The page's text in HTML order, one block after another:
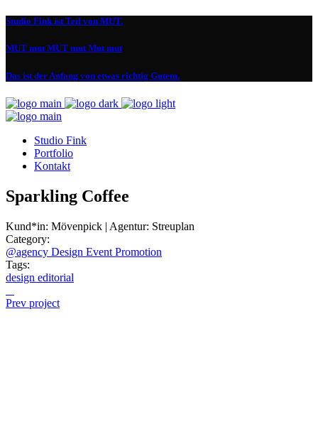
Studio Fink ist Teil von MUT.
MUT mut MUT mut Mut mut
Das ist der Anfang von etwas richtig Gutem.
Studio Fink
Portfolio
Kontakt
Sparkling Coffee
Kund*in: Mövenpick | Agentur: Streuplan
Category:
@agency Design Event Promotion
Tags:
design editorial
Prev project